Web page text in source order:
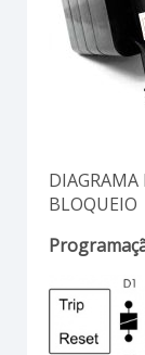
DIAGRAMA
BLOQUEIO